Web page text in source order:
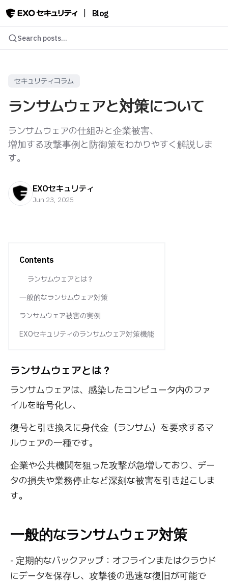
Blog
Search posts...
セキュリティコラム
ランサムウェアと対策について
ランサムウェアの仕組みと企業被害、
増加する攻撃事例と防御策をわかりやすく解説しま
す。
EXOセキュリティ
Jun 23, 2025
Contents
ランサムウェアとは？
一般的なランサムウェア対策
ランサムウェア被害の実例
EXOセキュリティのランサムウェア対策機能
ランサムウェアとは？
ランサムウェアは、感染したコンピュータ内のファ
イルを暗号化し、
復号と引き換えに身代金（ランサム）を要求するマ
ルウェアの一種です。
企業や公共機関を狙った攻撃が急増しており、デー
タの損失や業務停止など深刻な被害を引き起こしま
す。
一般的なランサムウェア対策
- 定期的なバックアップ：オフラインまたはクラウド
にデータを保存し、攻撃後の迅速な復旧が可能で